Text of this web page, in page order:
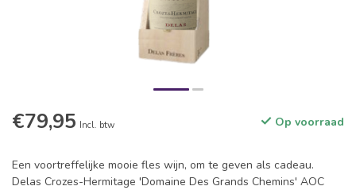
€79,95 Incl. btw Op voorraad
Een voortreffelijke mooie fles wijn, om te geven als cadeau.
Delas Crozes-Hermitage 'Domaine Des Grands Chemins' AOC